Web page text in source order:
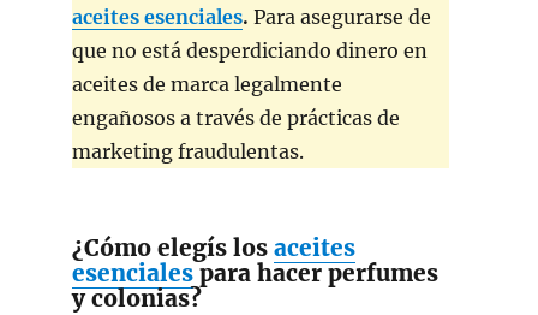
aceites esenciales. Para asegurarse de
que no está desperdiciando dinero en
aceites de marca legalmente
engañosos a través de prácticas de
marketing fraudulentas.
¿Cómo elegís los aceites
esenciales para hacer perfumes
y colonias?